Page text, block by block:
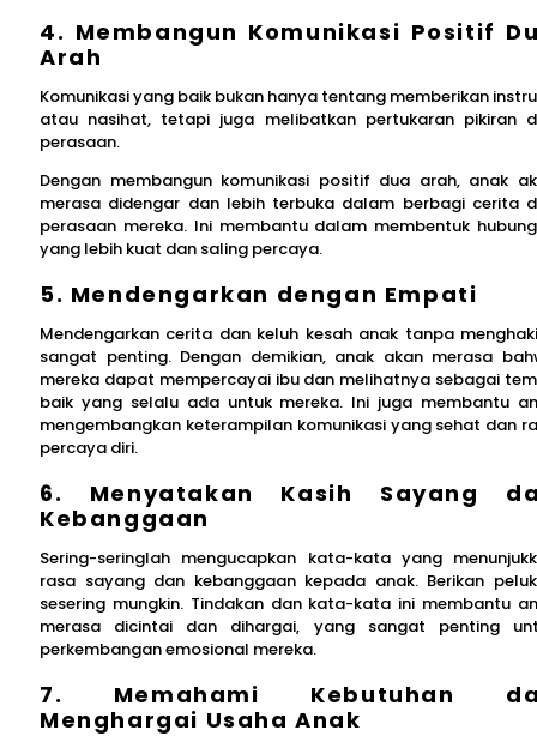
4. Membangun Komunikasi Positif
Arah
Komunikasi yang baik bukan hanya tentang memberikan
atau nasihat, tetapi juga melibatkan pertukaran pikiran
perasaan.
Dengan membangun komunikasi positif dua arah, anak
merasa didengar dan lebih terbuka dalam berbagi cerita
perasaan mereka. Ini membantu dalam membentuk
yang lebih kuat dan saling percaya.
5. Mendengarkan dengan Empati
Mendengarkan cerita dan keluh kesah anak tanpa
sangat penting. Dengan demikian, anak akan merasa
mereka dapat mempercayai ibu dan melihatnya sebagai
baik yang selalu ada untuk mereka. Ini juga membantu
mengembangkan keterampilan komunikasi yang sehat dan
percaya diri.
6. Menyatakan Kasih Sayang
Kebanggaan
Sering-seringlah mengucapkan kata-kata yang
rasa sayang dan kebanggaan kepada anak. Berikan
sesering mungkin. Tindakan dan kata-kata ini membantu
merasa dicintai dan dihargai, yang sangat penting
perkembangan emosional mereka.
7. Memahami Kebutuhan
Menghargai Usaha Anak